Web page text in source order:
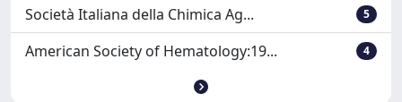
Società Italiana della Chimica Ag... 5
American Society of Hematology:19... 4